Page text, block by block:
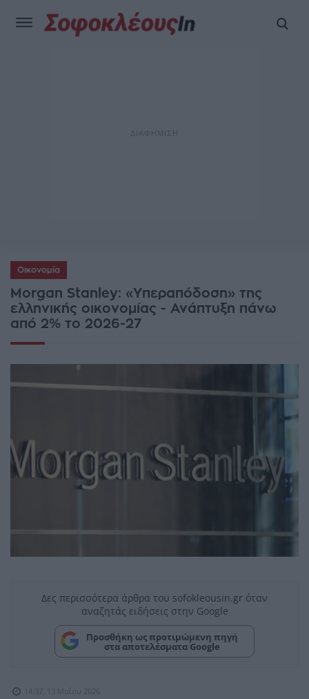
Οικονομία
Morgan Stanley: «Υπεραπόδοση» της
ελληνικής οικονομίας - Ανάπτυξη πάνω
από 2% το 2026-27
Δες περισσότερα άρθρα του sofokleousin.gr όταν
αναζητάς ειδήσεις στην Google
Προσθήκη ως προτιμώμενη πηγή
στα αποτελέσματα Google
14:37, 13 Μαΐου 2026